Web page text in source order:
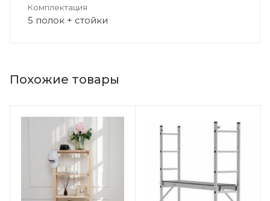
Комплектация
5 полок + стойки
Похожие товары